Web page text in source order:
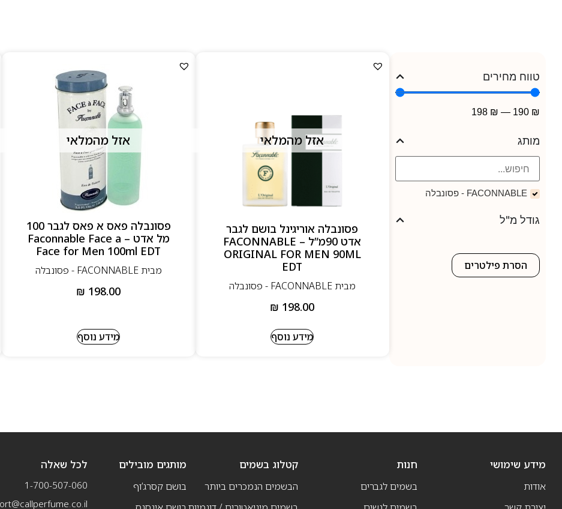
ניחוחות רעננים ונקיים ברוח הריביירה
מתאימים לשגרה יומיומית ולמזג אוויר ים־תיכוני
עיצוב קלאסי ואלגנטי בניחוח ימי
פרופיל ריח מאוזן, גברי־רענן ומחמיא
טווח מחירים
₪
190
—
₪
198
מותג
FACONNABLE - פסונבלה
גודל מ"ל
הסרת פילטרים
אזל מהמלאי
פסונבלה אוריגינל בושם לגבר
אדט 90מ”ל – FACONNABLE
ORIGINAL FOR MEN 90ML
EDT
מבית FACONNABLE - פסונבלה
₪ 198.00
מידע נוסף
אזל מהמלאי
פסונבלה פאס א פאס לגבר 100
מל אדט – Faconnable Face a
Face for Men 100ml EDT
מבית FACONNABLE - פסונבלה
₪ 198.00
מידע נוסף
מידע שימושי
אודות
חנות
בשמים לגברים
קטלוג בשמים
הבשמים הנמכרים ביותר
מותגים מובילים
בושם קסרג’וף
לכל שאלה
1-700-507-060